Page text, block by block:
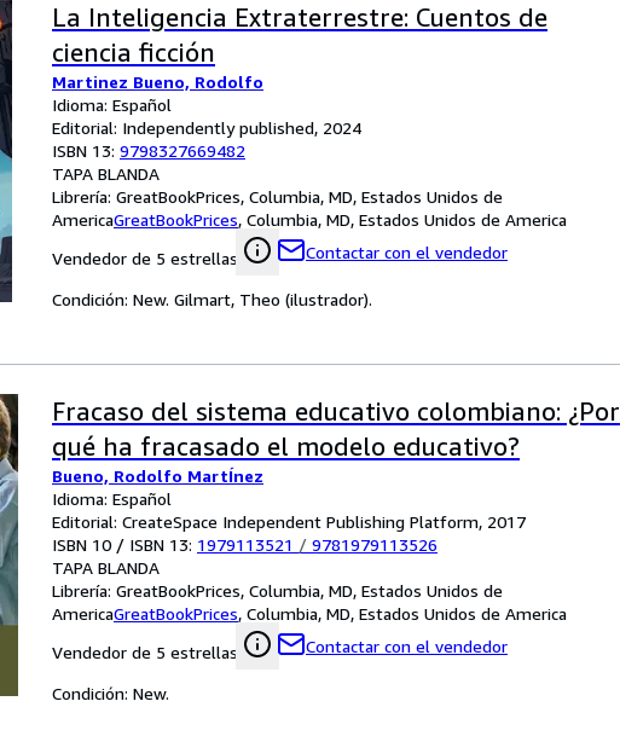
La Inteligencia Extraterrestre: Cuentos de
ciencia ficción
Martinez Bueno, Rodolfo
Idioma: Español
Editorial: Independently published, 2024
ISBN 13: 9798327669482
TAPA BLANDA
Librería: GreatBookPrices, Columbia, MD, Estados Unidos de
AmericaGreatBookPrices, Columbia, MD, Estados Unidos de America
Vendedor de 5 estrellas
Contactar con el vendedor
Condición: New. Gilmart, Theo (ilustrador).
Fracaso del sistema educativo colombiano: ¿Por
qué ha fracasado el modelo educativo?
Bueno, Rodolfo MartÍnez
Idioma: Español
Editorial: CreateSpace Independent Publishing Platform, 2017
ISBN 10 / ISBN 13: 1979113521 / 9781979113526
TAPA BLANDA
Librería: GreatBookPrices, Columbia, MD, Estados Unidos de
AmericaGreatBookPrices, Columbia, MD, Estados Unidos de America
Vendedor de 5 estrellas
Contactar con el vendedor
Condición: New.